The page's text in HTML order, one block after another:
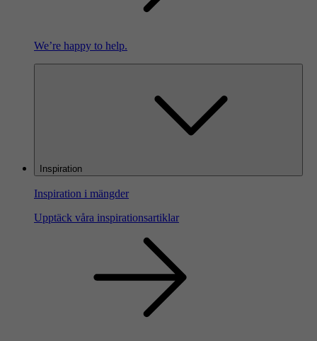
We’re happy to help.
Inspiration
Inspiration i mängder
Upptäck våra inspirationsartiklar